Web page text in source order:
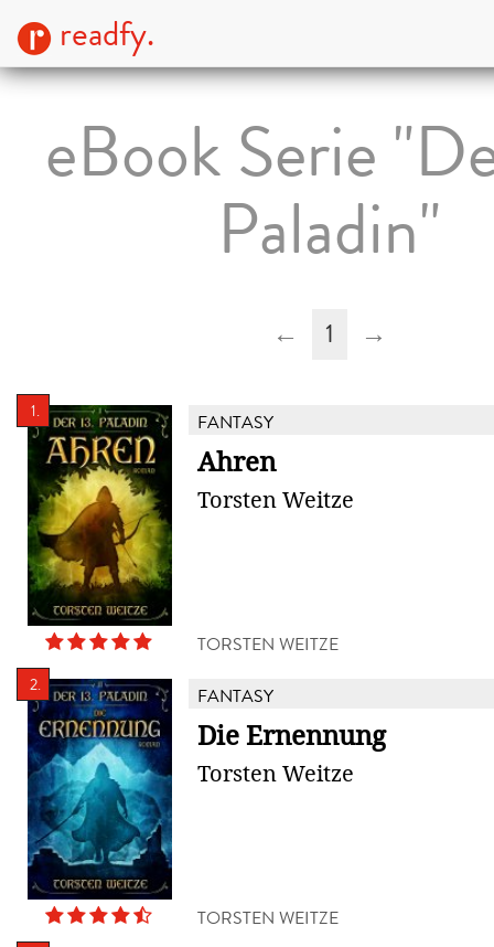
readfy.
eBook Serie
Paladin"
← 1 →
1. FANTASY
Ahren
Torsten Weitze
TORSTEN WEITZE
2. FANTASY
Die Ernennung
Torsten Weitze
TORSTEN WEITZE